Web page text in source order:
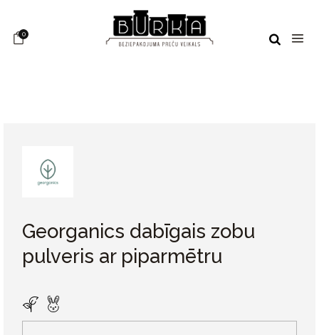
0
Georganics dabīgais zobu
pulveris ar piparmētru